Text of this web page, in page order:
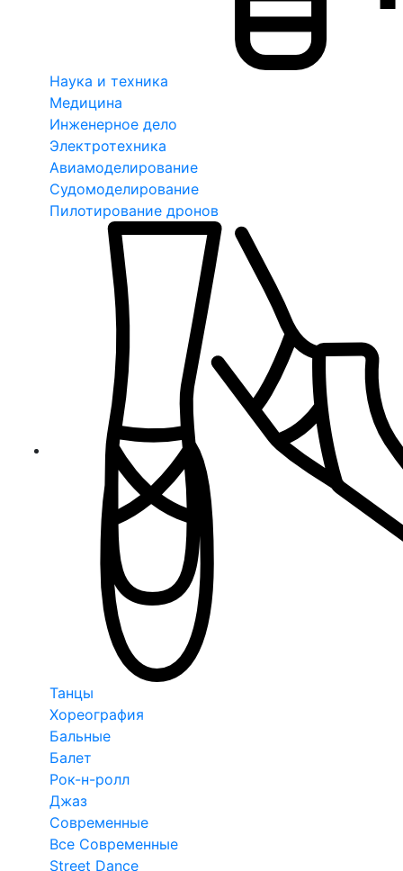
Наука и техника
Медицина
Инженерное дело
Электротехника
Авиамоделирование
Судомоделирование
Пилотирование дронов
Танцы
Хореография
Бальные
Балет
Рок-н-ролл
Джаз
Современные
Все Современные
Street Dance